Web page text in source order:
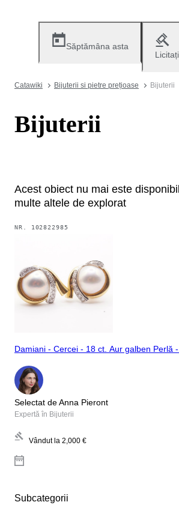
Săptămâna asta
Catawiki Bijuterii si pietre prețioase Bijuterii
Bijuterii
Acest obiect nu mai este
multe altele de explorat
NR. 102822985
Damiani - Cercei - 18 ct. Aur galben Perlă
Selectat de Anna Pieront
Expertă în Bijuterii
Vândut la 2,000 €
Subcategorii